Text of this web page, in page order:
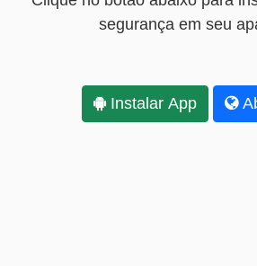
segurança em seu
Instalar App